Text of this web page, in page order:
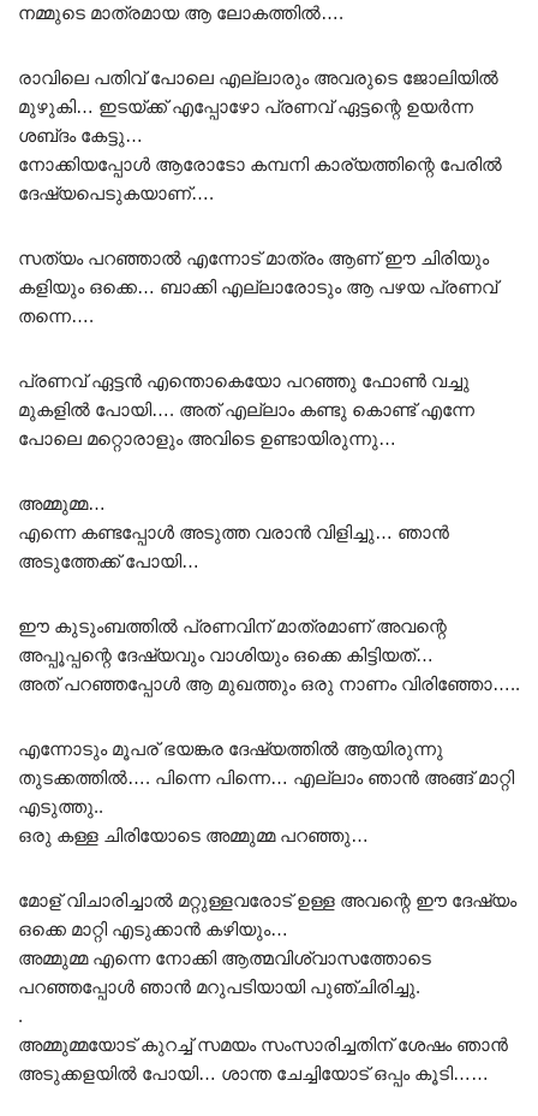
നമ്മുടെ മാത്രമായ ആ ലോകത്തിൽ….
രാവിലെ പതിവ് പോലെ എല്ലാരും അവരുടെ ജോലിയിൽ
മുഴുകി… ഇടയ്ക്ക് എപ്പോഴോ പ്രണവ് ഏട്ടന്റെ ഉയർന്ന
ശബ്‌ദം കേട്ടു…
നോക്കിയപ്പോൾ ആരോടോ കമ്പനി കാര്യത്തിന്റെ പേരിൽ
ദേഷ്യപെടുകയാണ്….
സത്യം പറഞ്ഞാൽ എന്നോട് മാത്രം ആണ് ഈ ചിരിയും
കളിയും ഒക്കെ… ബാക്കി എല്ലാരോടും ആ പഴയ പ്രണവ്
തന്നെ….
പ്രണവ് ഏട്ടൻ എന്തൊകെയോ പറഞ്ഞു ഫോൺ വച്ചു
മുകളിൽ പോയി…. അത് എല്ലാം കണ്ടു കൊണ്ട് എന്നേ
പോലെ മറ്റൊരാളും അവിടെ ഉണ്ടായിരുന്നു…
അമ്മുമ്മ…
എന്നെ കണ്ടപ്പോൾ അടുത്ത വരാൻ വിളിച്ചു… ഞാൻ
അടുത്തേക്ക് പോയി…
ഈ കുടുംബത്തിൽ പ്രണവിന് മാത്രമാണ് അവന്റെ
അപ്പൂപ്പന്റെ ദേഷ്യവും വാശിയും ഒക്കെ കിട്ടിയത്…
അത് പറഞ്ഞപ്പോൾ ആ മുഖത്തും ഒരു നാണം വിരിഞ്ഞോ…..
എന്നോടും മൂപര് ഭയങ്കര ദേഷ്യത്തിൽ ആയിരുന്നു
തുടക്കത്തിൽ…. പിന്നെ പിന്നെ… എല്ലാം ഞാൻ അങ്ങ് മാറ്റി
എടുത്തു..
ഒരു കള്ള ചിരിയോടെ അമ്മുമ്മ പറഞ്ഞു…
മോള് വിചാരിച്ചാൽ മറ്റുള്ളവരോട് ഉള്ള അവന്റെ ഈ ദേഷ്യം
ഒക്കെ മാറ്റി എടുക്കാൻ കഴിയും…
അമ്മുമ്മ എന്നെ നോക്കി ആത്മവിശ്വാസത്തോടെ
പറഞ്ഞപ്പോൾ ഞാൻ മറുപടിയായി പുഞ്ചിരിച്ചു.
.
അമ്മുമ്മയോട് കുറച്ച് സമയം സംസാരിച്ചതിന് ശേഷം ഞാൻ
അടുക്കളയിൽ പോയി… ശാന്ത ചേച്ചിയോട് ഒപ്പം കൂടി……